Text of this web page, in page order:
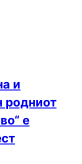
и
родниот
е